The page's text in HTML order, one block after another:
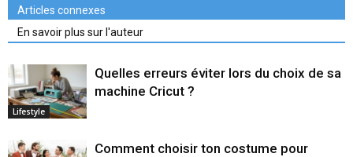
Articles connexes
En savoir plus sur l'auteur
Lifestyle
Quelles erreurs éviter lors du choix de sa
machine Cricut ?
Comment choisir ton costume pour